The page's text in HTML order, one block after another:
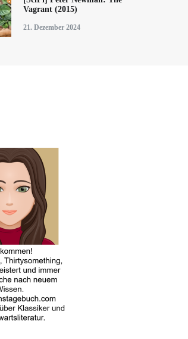
Vagrant (2015)
21. Dezember 2024